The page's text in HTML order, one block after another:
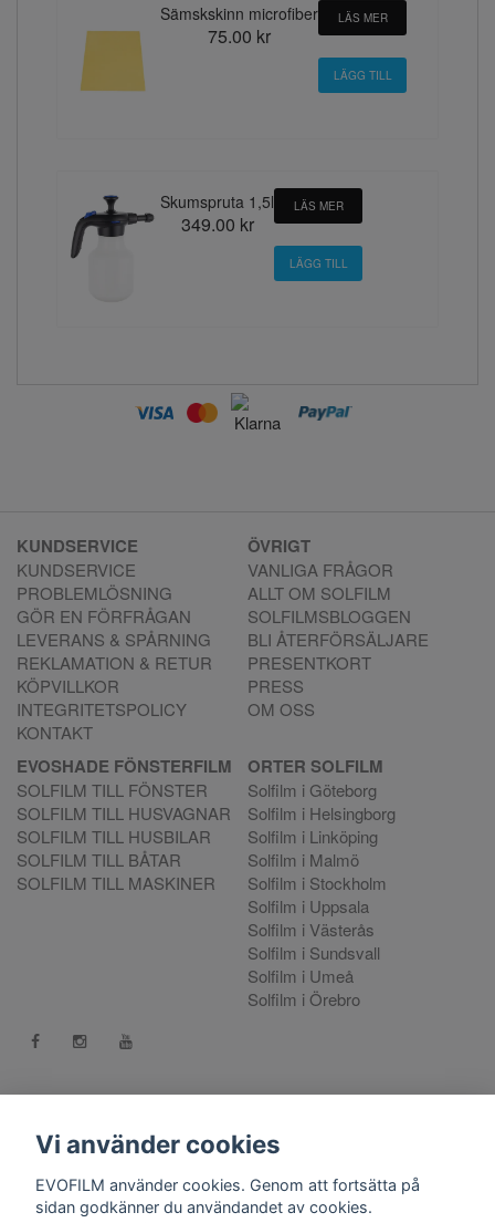
Sämskskinn microfiber
75.00 kr
LÄS MER
Skumspruta 1,5l
349.00 kr
LÄS MER
KUNDSERVICE
KUNDSERVICE
PROBLEMLÖSNING
GÖR EN FÖRFRÅGAN
LEVERANS & SPÅRNING
REKLAMATION & RETUR
KÖPVILLKOR
INTEGRITETSPOLICY
KONTAKT
ÖVRIGT
VANLIGA FRÅGOR
ALLT OM SOLFILM
SOLFILMSBLOGGEN
BLI ÅTERFÖRSÄLJARE
PRESENTKORT
PRESS
OM OSS
EVOSHADE FÖNSTERFILM
SOLFILM TILL FÖNSTER
SOLFILM TILL HUSVAGNAR
SOLFILM TILL HUSBILAR
SOLFILM TILL BÅTAR
SOLFILM TILL MASKINER
ORTER SOLFILM
Solfilm i Göteborg
Solfilm i Helsingborg
Solfilm i Linköping
Solfilm i Malmö
Solfilm i Stockholm
Solfilm i Uppsala
Solfilm i Västerås
Solfilm i Sundsvall
Solfilm i Umeå
Solfilm i Örebro
Kontakt:mejla oss. Vill du göra en reklamation använd vår
28 Helsingborg.
Vi använder cookies
EVOFILM använder cookies. Genom att fortsätta på
sidan godkänner du användandet av cookies.